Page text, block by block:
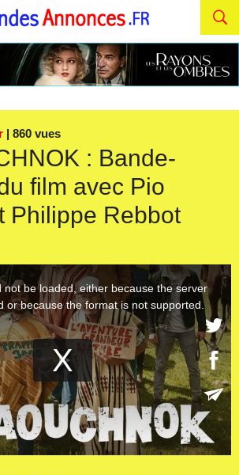
| 860 vues
: Bande-
film avec Pio
Philippe Rebbot